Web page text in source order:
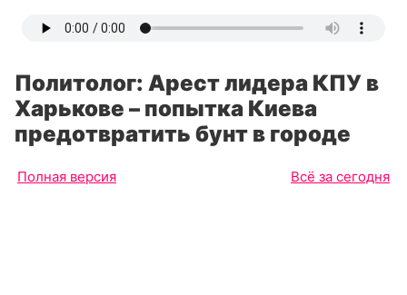
Политолог: Арест лидера КПУ в
Харькове – попытка Киева
предотвратить бунт в городе
Полная версия Всё за сегодня